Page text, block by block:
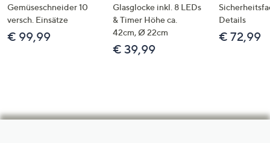
Gemüseschneider 10
versch. Einsätze
€ 99,99
Glasglocke inkl. 8 LEDs
& Timer Höhe ca.
42cm, Ø 22cm
€ 39,99
Details
€ 72,99